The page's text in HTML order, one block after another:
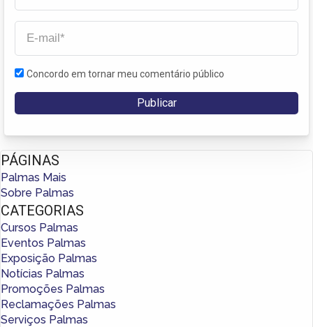
Concordo em tornar meu comentário público
PÁGINAS
Palmas Mais
Sobre Palmas
CATEGORIAS
Cursos Palmas
Eventos Palmas
Exposição Palmas
Notícias Palmas
Promoções Palmas
Reclamações Palmas
Serviços Palmas